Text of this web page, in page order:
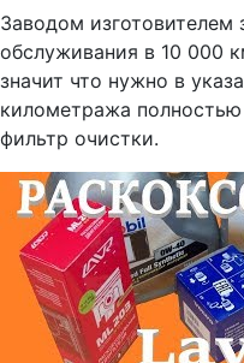
Заводом изготовителем
обслуживания в 10 000
значит что нужно в
километража
фильтр очистки.